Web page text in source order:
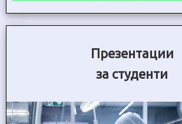
Презентации
за студенти